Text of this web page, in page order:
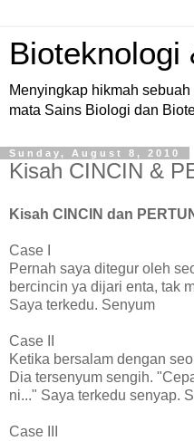
Bioteknologi
Menyingkap hikmah
mata Sains Biologi dan
Sunday, August 8, 2010
Kisah CINCIN &
Kisah CINCIN dan
Case I
Pernah saya ditegur oleh
bercincin ya dijari enta, tak
Saya terkedu. Senyum
Case II
Ketika bersalam dengan
Dia tersenyum sengih.
ni..." Saya terkedu senyap.
Case III